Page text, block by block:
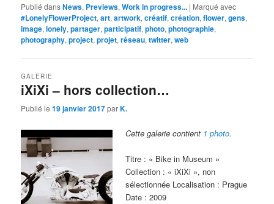
Publié dansNews, Previews,Work in progress... | Marqué avec
#LonelyFlowerProject,art,artwork,créatif,création,flower,gens,
image,lonely,partager,participatif,photo,photographie,
photography,project,projet,réseau,twitter,web
iXiXi – hors collection…
GALERIE
Publié le19 janvier 2017parK.
Cette galerie contient 1 photo.
Titre : « Bike in Museum »
Collection : « iXiXi », non
sélectionnée Localisation : Prague
Date : 2009